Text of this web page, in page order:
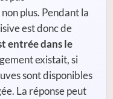
plus. Pendant la
est donc de
entrée dans le
existait, si
sont disponibles
La réponse peut